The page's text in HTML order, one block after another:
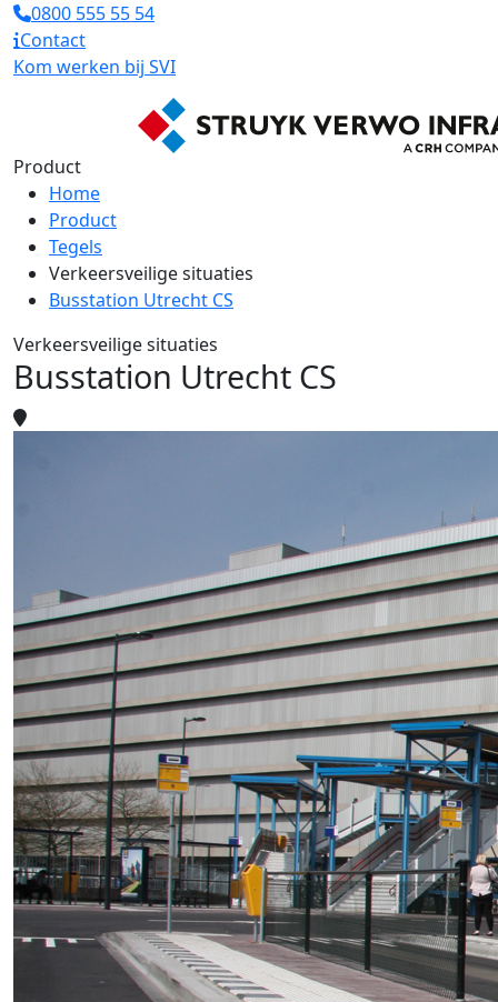
0800 555 55 54
Contact
Kom werken bij SVI
Product
Home
Product
Tegels
Verkeersveilige situaties
Busstation Utrecht CS
Verkeersveilige situaties
Busstation Utrecht CS